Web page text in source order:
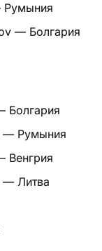
Румыния
— Болгария
Болгария
— Румыния
Венгрия
— Литва